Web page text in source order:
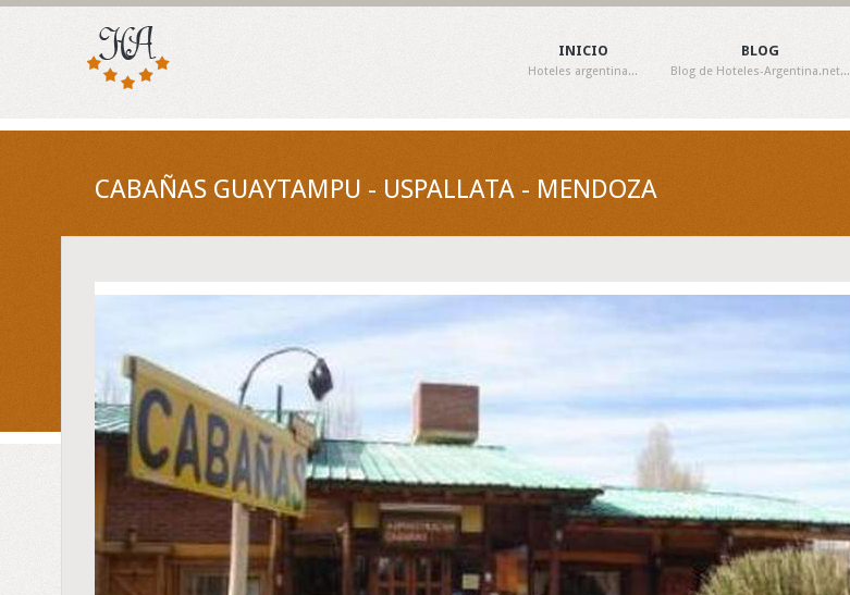
INICIO
Hoteles argentina...
BLOG
Blog de Hoteles-Argentina.net...
CABAÑAS GUAYTAMPU - USPALLATA - MENDOZA